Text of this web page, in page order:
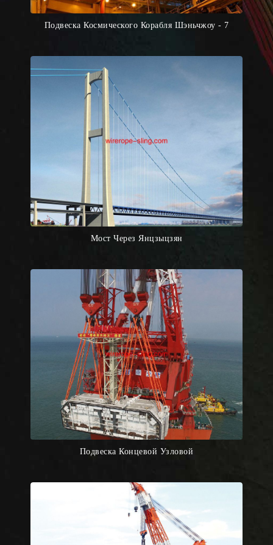
Подвеска Космического Корабля Шэньчжоу - 7
Мост Через Янцзыцзян
Подвеска Концевой Узловой